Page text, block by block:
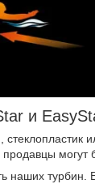
и
турбин.